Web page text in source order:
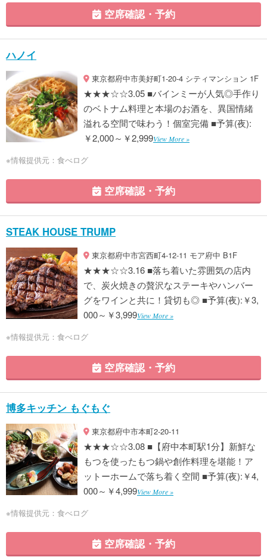
空席確認・予約
ハノイ
東京都府中市美好町1-20-4 シティマンション 1F
★★★☆☆3.05 ■バインミーが人気◎手作り
のベトナム料理と本場のお酒を、異国情緒
溢れる空間で味わう！個室完備 ■予算(夜):
￥2,000～￥2,999View More »
※情報提供元：食べログ
空席確認・予約
STEAK HOUSE TRUMP
東京都府中市宮西町4-12-11 モア府中 B1F
★★★☆☆3.16 ■落ち着いた雰囲気の店内
で、炭火焼きの贅沢なステーキやハンバー
グをワインと共に！貸切も◎ ■予算(夜):￥3,
000～￥3,999View More »
※情報提供元：食べログ
空席確認・予約
博多キッチン もぐもぐ
東京都府中市本町2-20-11
★★★☆☆3.08 ■【府中本町駅1分】新鮮な
もつを使ったもつ鍋や創作料理を堪能！ア
ットーホームで落ち着く空間 ■予算(夜):￥4,
000～￥4,999View More »
※情報提供元：食べログ
空席確認・予約